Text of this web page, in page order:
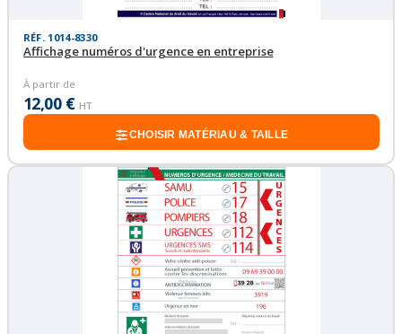
RÉF. 1014-8330
Affichage numéros d'urgence en entreprise
À partir de
12,00 € HT
CHOISIR MATÉRIAU & TAILLE